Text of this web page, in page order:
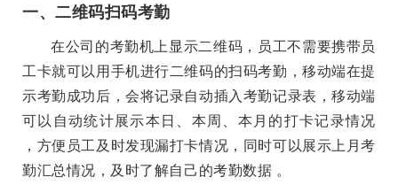
一、二维码扫码考勤
在公司的考勤机上显示二维码，员工不需要携带员
工卡就可以用手机进行二维码的扫码考勤，移动端在提
示考勤成功后，会将记录自动插入考勤记录表，移动端
可以自动统计展示本日、本周、本月的打卡记录情况
，方便员工及时发现漏打卡情况，同时可以展示上月考
勤汇总情况，及时了解自己的考勤数据 。